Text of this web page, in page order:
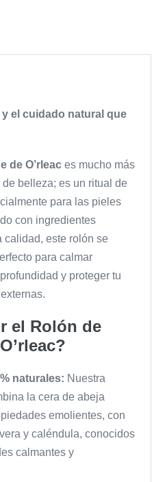
el cuidado natural que
de O’rleac es mucho más
belleza; es un ritual de
para las pieles
con ingredientes
calidad, este rolón se
para calmar
y proteger tu
el Rolón de
naturales: Nuestra
la cera de abeja
emolientes, con
y caléndula, conocidos
calmantes y